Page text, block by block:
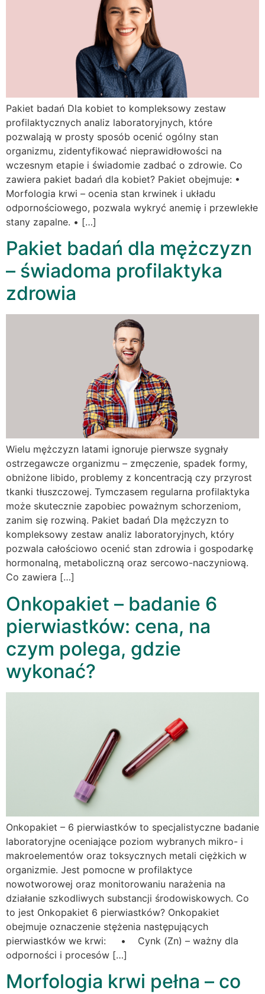
Pakiet badań Dla kobiet to kompleksowy zestaw
profilaktycznych analiz laboratoryjnych, które
pozwalają w prosty sposób ocenić ogólny stan
organizmu, zidentyfikować nieprawidłowości na
wczesnym etapie i świadomie zadbać o zdrowie. Co
zawiera pakiet badań dla kobiet? Pakiet obejmuje: •
Morfologia krwi – ocenia stan krwinek i układu
odpornościowego, pozwala wykryć anemię i przewlekłe
stany zapalne. • […]
Pakiet badań dla mężczyzn
– świadoma profilaktyka
zdrowia
Wielu mężczyzn latami ignoruje pierwsze sygnały
ostrzegawcze organizmu – zmęczenie, spadek formy,
obniżone libido, problemy z koncentracją czy przyrost
tkanki tłuszczowej. Tymczasem regularna profilaktyka
może skutecznie zapobiec poważnym schorzeniom,
zanim się rozwiną. Pakiet badań Dla mężczyzn to
kompleksowy zestaw analiz laboratoryjnych, który
pozwala całościowo ocenić stan zdrowia i gospodarkę
hormonalną, metaboliczną oraz sercowo-naczyniową.
Co zawiera […]
Onkopakiet – badanie 6
pierwiastków: cena, na
czym polega, gdzie
wykonać?
Onkopakiet – 6 pierwiastków to specjalistyczne badanie
laboratoryjne oceniające poziom wybranych mikro- i
makroelementów oraz toksycznych metali ciężkich w
organizmie. Jest pomocne w profilaktyce
nowotworowej oraz monitorowaniu narażenia na
działanie szkodliwych substancji środowiskowych. Co
to jest Onkopakiet 6 pierwiastków? Onkopakiet
obejmuje oznaczenie stężenia następujących
pierwiastków we krwi: • Cynk (Zn) – ważny dla
odporności i procesów […]
Morfologia krwi pełna – co